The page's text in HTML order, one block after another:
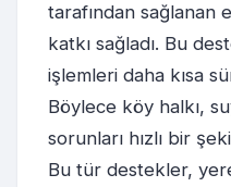
tarafından sağlanan
katkı sağladı. Bu
işlemleri daha kısa
Böylece köy halkı,
sorunları hızlı bir
Bu tür destekler,